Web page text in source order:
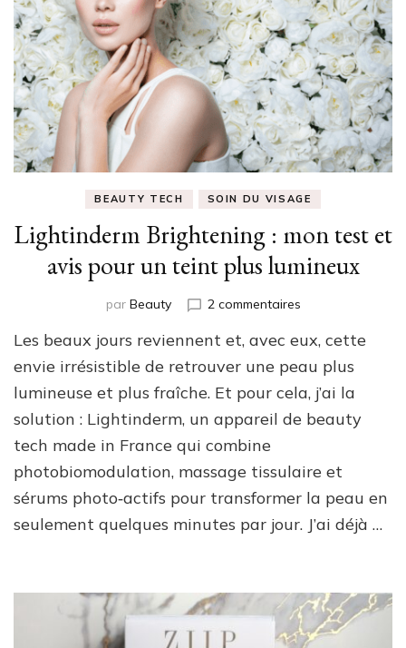
BEAUTY TECH SOIN DU VISAGE
Lightinderm Brightening : mon test et
avis pour un teint plus lumineux
par Beauty 2 commentairessur
Brightening
:
mon
test
et
un
teint
lumineux
Les beaux jours reviennent et, avec eux, cette
envie irrésistible de retrouver une peau plus
lumineuse et plus fraîche. Et pour cela, j’ai la
solution : Lightinderm, un appareil de beauty
tech made in France qui combine
photobiomodulation, massage tissulaire et
sérums photo‑actifs pour transformer la peau en
seulement quelques minutes par jour. J’ai déjà …